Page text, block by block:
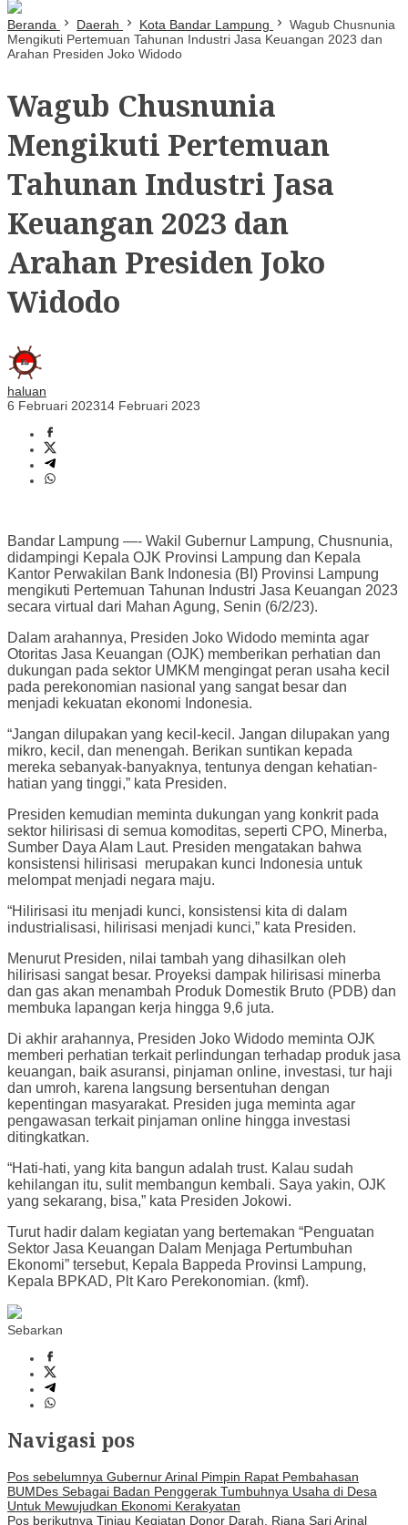
Beranda Daerah Kota Bandar Lampung
Wagub Chusnunia
Mengikuti Pertemuan Tahunan Industri Jasa Keuangan 2023 dan
Arahan Presiden Joko Widodo
Wagub Chusnunia
Mengikuti Pertemuan
Tahunan Industri Jasa
Keuangan 2023 dan
Arahan Presiden Joko
Widodo
haluan
6 Februari 202314 Februari 2023
Bandar Lampung —- Wakil Gubernur Lampung, Chusnunia,
didampingi Kepala OJK Provinsi Lampung dan Kepala
Kantor Perwakilan Bank Indonesia (BI) Provinsi Lampung
mengikuti Pertemuan Tahunan Industri Jasa Keuangan 2023
secara virtual dari Mahan Agung, Senin (6/2/23).
Dalam arahannya, Presiden Joko Widodo meminta agar
Otoritas Jasa Keuangan (OJK) memberikan perhatian dan
dukungan pada sektor UMKM mengingat peran usaha kecil
pada perekonomian nasional yang sangat besar dan
menjadi kekuatan ekonomi Indonesia.
“Jangan dilupakan yang kecil-kecil. Jangan dilupakan yang
mikro, kecil, dan menengah. Berikan suntikan kepada
mereka sebanyak-banyaknya, tentunya dengan kehatian-
hatian yang tinggi,” kata Presiden.
Presiden kemudian meminta dukungan yang konkrit pada
sektor hilirisasi di semua komoditas, seperti CPO, Minerba,
Sumber Daya Alam Laut. Presiden mengatakan bahwa
konsistensi hilirisasi merupakan kunci Indonesia untuk
melompat menjadi negara maju.
“Hilirisasi itu menjadi kunci, konsistensi kita di dalam
industrialisasi, hilirisasi menjadi kunci,” kata Presiden.
Menurut Presiden, nilai tambah yang dihasilkan oleh
hilirisasi sangat besar. Proyeksi dampak hilirisasi minerba
dan gas akan menambah Produk Domestik Bruto (PDB) dan
membuka lapangan kerja hingga 9,6 juta.
Di akhir arahannya, Presiden Joko Widodo meminta OJK
memberi perhatian terkait perlindungan terhadap produk jasa
keuangan, baik asuransi, pinjaman online, investasi, tur haji
dan umroh, karena langsung bersentuhan dengan
kepentingan masyarakat. Presiden juga meminta agar
pengawasan terkait pinjaman online hingga investasi
ditingkatkan.
“Hati-hati, yang kita bangun adalah trust. Kalau sudah
kehilangan itu, sulit membangun kembali. Saya yakin, OJK
yang sekarang, bisa,” kata Presiden Jokowi.
Turut hadir dalam kegiatan yang bertemakan “Penguatan
Sektor Jasa Keuangan Dalam Menjaga Pertumbuhan
Ekonomi” tersebut, Kepala Bappeda Provinsi Lampung,
Kepala BPKAD, Plt Karo Perekonomian. (kmf).
Sebarkan
Navigasi pos
Pos sebelumnya Gubernur Arinal Pimpin Rapat Pembahasan
BUMDes Sebagai Badan Penggerak Tumbuhnya Usaha di Desa
Untuk Mewujudkan Ekonomi Kerakyatan
Pos berikutnya Tinjau Kegiatan Donor Darah, Riana Sari Arinal